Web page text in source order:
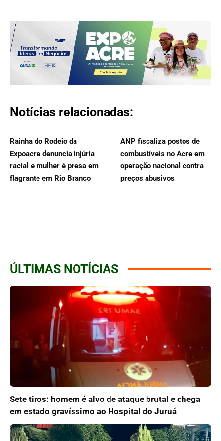
Notícias relacionadas:
Rainha do Rodeio da
Expoacre denuncia injúria
racial e mulher é presa em
flagrante em Rio Branco
ANP fiscaliza postos de
combustíveis no Acre em
operação nacional contra
preços abusivos
ÚLTIMAS NOTÍCIAS
Sete tiros: homem é alvo de ataque brutal e chega
em estado gravíssimo ao Hospital do Juruá